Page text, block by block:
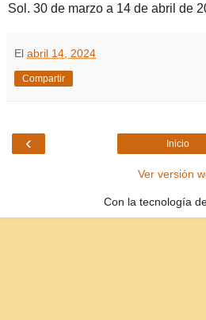
Sol. 30 de marzo a 14 de abril de
El abril 14, 2024
Compartir
‹ Inicio
Ver versión
Con la tecnología